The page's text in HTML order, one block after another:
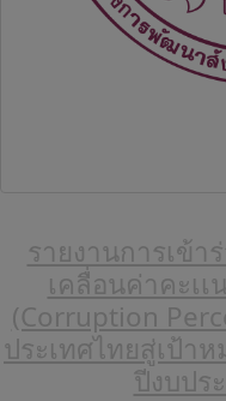
รายงานการเข้า
เคลื่อนค่าคะเ
(Corruption
ประเทศไทยสู่เป้า
ปีงบปร